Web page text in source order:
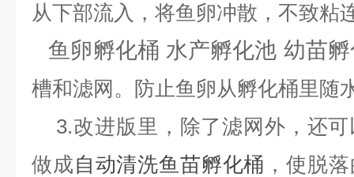
从下部流入，将鱼卵冲散，不致粘
鱼卵孵化桶 水产孵化池 幼苗
槽和滤网。防止鱼卵从孵化桶里随
3.改进版里，除了滤网外，还
做成自动清洗鱼苗孵化桶 ，使脱